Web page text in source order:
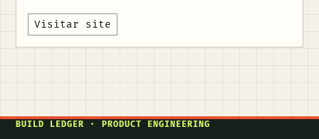
Visitar site
BUILD LEDGER · PRODUCT ENGINEERING